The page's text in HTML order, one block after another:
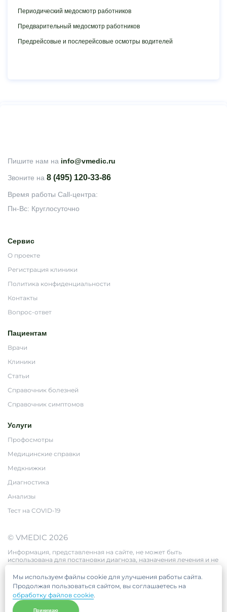
Периодический медосмотр работников
Предварительный медосмотр работников
Предрейсовые и послерейсовые осмотры водителей
Сервис
О проекте
Регистрация клиники
Политика конфиденциальности
Контакты
Вопрос-ответ
Пациентам
Врачи
Клиники
Статьи
Справочник болезней
Справочник симптомов
Услуги
Профосмотры
Медицинские справки
Медкнижки
Диагностика
Анализы
Тест на COVID-19
Пишите нам на info@vmedic.ru
Звоните на 8 (495) 120-33-86
Время работы Call-центра:
Пн-Вс: Круглосуточно
© VMEDIC 2026
Информация, представленная на сайте, не может быть
использована для постановки диагноза, назначения лечения и не
заменяет прием врача.
Цены, приведённые на сайте, не окончательные, не являются
публичной офертой и носят информационный характер.
Мы используем файлы cookie для улучшения работы сайта.
Продолжая пользоваться сайтом, вы соглашаетесь на
обработку файлов cookie.
Принимаю